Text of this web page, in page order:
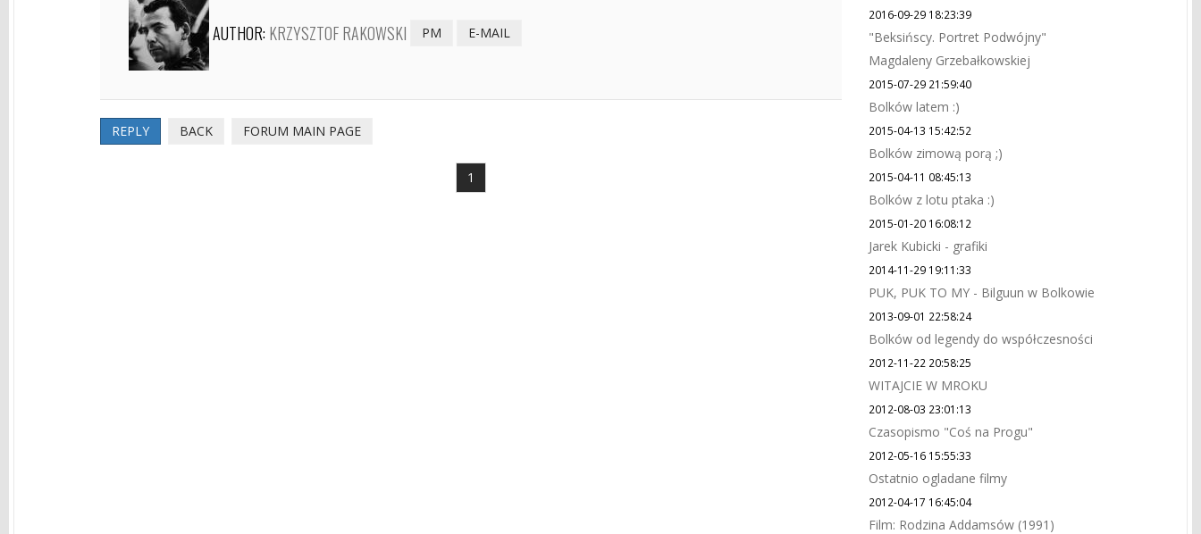
AUTHOR: KRZYSZTOF RAKOWSKI PM E-MAIL
REPLY BACK FORUM MAIN PAGE
1
2016-09-29 18:23:39
"Beksińscy. Portret Podwójny"
Magdaleny Grzebałkowskiej
2015-07-29 21:59:40
Bolków latem :)
2015-04-13 15:42:52
Bolków zimową porą ;)
2015-04-11 08:45:13
Bolków z lotu ptaka :)
2015-01-20 16:08:12
Jarek Kubicki - grafiki
2014-11-29 19:11:33
PUK, PUK TO MY - Bilguun w Bolkowie
2013-09-01 22:58:24
Bolków od legendy do współczesności
2012-11-22 20:58:25
WITAJCIE W MROKU
2012-08-03 23:01:13
Czasopismo "Coś na Progu"
2012-05-16 15:55:33
Ostatnio ogladane filmy
2012-04-17 16:45:04
Film: Rodzina Addamsów (1991)